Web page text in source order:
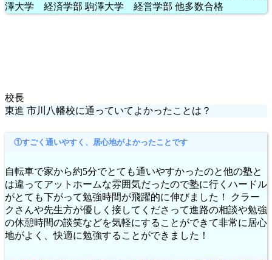
澤大学 経済学部 駒澤大学 経営学部 他多数合格
校長
東進 市川八幡校に通っていてよかったことは？
①すごく通いやすく、居心地がよかったことです
自転車で家から約5分でとても通いやすかったのと他の塾と
は違ってアットホームな雰囲気だったので塾に行くハードル
がとても下がって勉強時間が飛躍的に伸びました！ クラー
クさんや先生方が優しく接してくださって進路の相談や勉強
の休憩時間の談笑などを気軽にすることができて非常に居心
地がよく、快適に勉強することができました！